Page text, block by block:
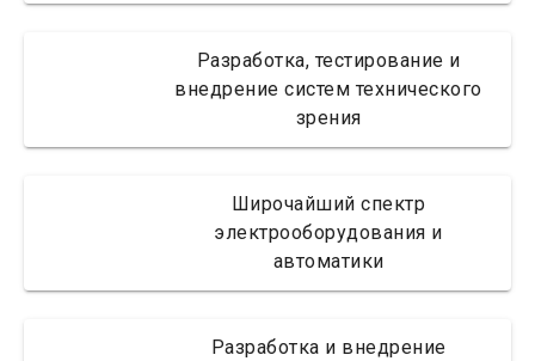
Разработка, тестирование и
внедрение систем технического
зрения
Широчайший спектр
электрооборудования и
автоматики
Разработка и внедрение